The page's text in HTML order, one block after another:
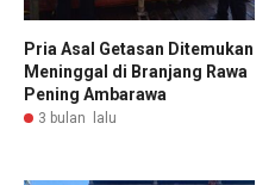
Pria Asal Getasan Ditemukan
Meninggal di Branjang Rawa
Pening Ambarawa
3 bulan lalu